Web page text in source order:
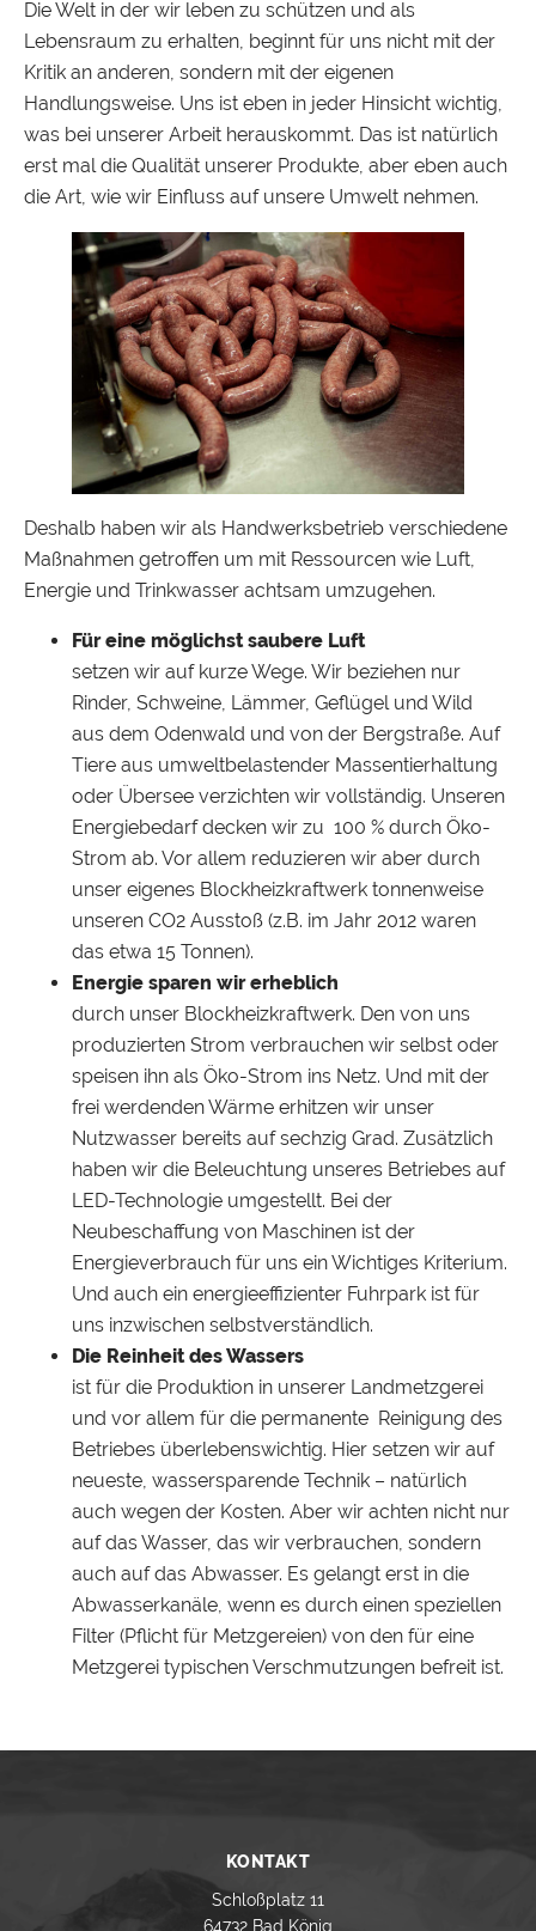
Die Welt in der wir leben zu schützen und als
Lebensraum zu erhalten, beginnt für uns nicht mit der
Kritik an anderen, sondern mit der eigenen
Handlungsweise. Uns ist eben in jeder Hinsicht wichtig,
was bei unserer Arbeit herauskommt. Das ist natürlich
erst mal die Qualität unserer Produkte, aber eben auch
die Art, wie wir Einfluss auf unsere Umwelt nehmen.
Deshalb haben wir als Handwerksbetrieb verschiedene
Maßnahmen getroffen um mit Ressourcen wie Luft,
Energie und Trinkwasser achtsam umzugehen.
Für eine möglichst saubere Luft
setzen wir auf kurze Wege. Wir beziehen nur
Rinder, Schweine, Lämmer, Geflügel und Wild
aus dem Odenwald und von der Bergstraße. Auf
Tiere aus umweltbelastender Massentierhaltung
oder Übersee verzichten wir vollständig. Unseren
Energiebedarf decken wir zu 100 % durch Öko-
Strom ab. Vor allem reduzieren wir aber durch
unser eigenes Blockheizkraftwerk tonnenweise
unseren CO2 Ausstoß (z.B. im Jahr 2012 waren
das etwa 15 Tonnen).
Energie sparen wir erheblich
durch unser Blockheizkraftwerk. Den von uns
produzierten Strom verbrauchen wir selbst oder
speisen ihn als Öko-Strom ins Netz. Und mit der
frei werdenden Wärme erhitzen wir unser
Nutzwasser bereits auf sechzig Grad. Zusätzlich
haben wir die Beleuchtung unseres Betriebes auf
LED-Technologie umgestellt. Bei der
Neubeschaffung von Maschinen ist der
Energieverbrauch für uns ein Wichtiges Kriterium.
Und auch ein energieeffizienter Fuhrpark ist für
uns inzwischen selbstverständlich.
Die Reinheit des Wassers
ist für die Produktion in unserer Landmetzgerei
und vor allem für die permanente Reinigung des
Betriebes überlebenswichtig. Hier setzen wir auf
neueste, wassersparende Technik – natürlich
auch wegen der Kosten. Aber wir achten nicht nur
auf das Wasser, das wir verbrauchen, sondern
auch auf das Abwasser. Es gelangt erst in die
Abwasserkanäle, wenn es durch einen speziellen
Filter (Pflicht für Metzgereien) von den für eine
Metzgerei typischen Verschmutzungen befreit ist.
KONTAKT
Schloßplatz 11
64732 Bad König